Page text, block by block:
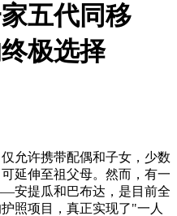
五代同移
极选择
允许携带配偶和子女，少数
延伸至祖父母。然而，有一
安提瓜和巴布达，是目前全
照项目，真正实现了"一人